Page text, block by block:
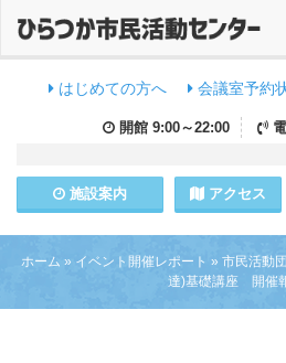
はじめての方へ 会議室予約
開館 9:00～22:00
施設案内 アクセス
ホーム » イベント開催レポート » 市民活動
達)基礎講座 開催